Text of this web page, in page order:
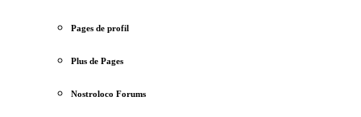
Pages de profil
Plus de Pages
Nostroloco Forums